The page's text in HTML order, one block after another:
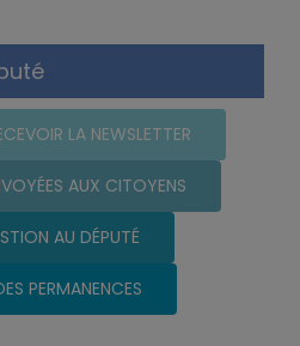
LA NEWSLETTER
AUX CITOYENS
AU DÉPUTÉ
PERMANENCES